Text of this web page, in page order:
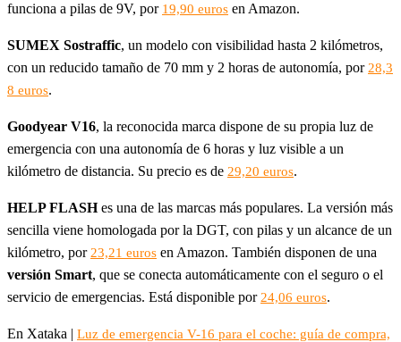
funciona a pilas de 9V, por 19,90 euros en Amazon.
SUMEX Sostraffic, un modelo con visibilidad hasta 2 kilómetros,
con un reducido tamaño de 70 mm y 2 horas de autonomía, por 28,3
8 euros.
Goodyear V16, la reconocida marca dispone de su propia luz de
emergencia con una autonomía de 6 horas y luz visible a un
kilómetro de distancia. Su precio es de 29,20 euros.
HELP FLASHes una de las marcas más populares. La versión más
sencilla viene homologada por la DGT, con pilas y un alcance de un
kilómetro, por 23,21 euros en Amazon. También disponen de una
versión Smart, que se conecta automáticamente con el seguro o el
servicio de emergencias. Está disponible por 24,06 euros.
En Xataka | Luz de emergencia V-16 para el coche: guía de compra,